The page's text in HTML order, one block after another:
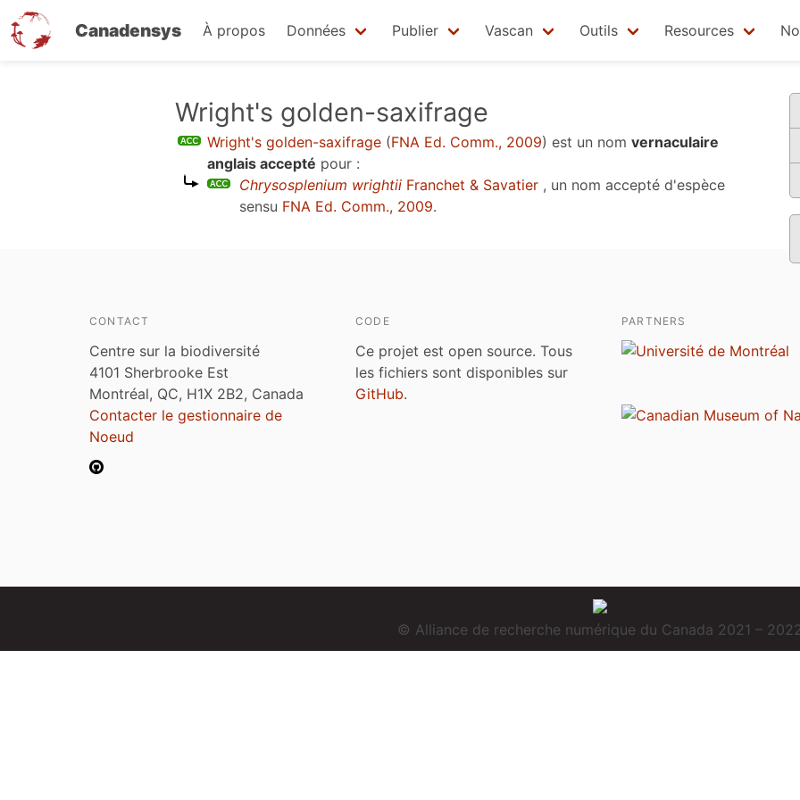
Canadensys À propos Données Publier Vascan Outils Resources
Wright's golden-saxifrage
Wright's golden-saxifrage (FNA Ed. Comm., 2009) est un nom vernaculaire
anglais accepté pour :
Chrysosplenium wrightii Franchet & Savatier , un nom accepté d'espèce
sensu FNA Ed. Comm., 2009.
CONTACT
Centre sur la biodiversité
4101 Sherbrooke Est
Montréal, QC, H1X 2B2, Canada
Contacter le gestionnaire de
Noeud
CODE
Ce projet est open source. Tous
les fichiers sont disponibles sur
GitHub.
PARTNERS
© Alliance de recherche numérique du Canada 2021 –